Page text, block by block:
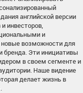
английской версии
инвесторов,
и
возможности для
бренда. Эти инициативы
в своем сегменте и
Наше видение
делает жизнь в